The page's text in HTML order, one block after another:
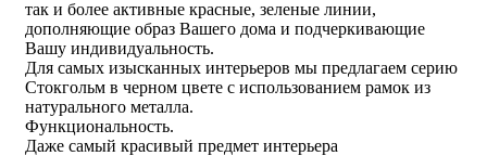
так и более активные красные, зеленые линии,
дополняющие образ Вашего дома и подчеркивающие
Вашу индивидуальность.
Для самых изысканных интерьеров мы предлагаем серию
Стокгольм в черном цвете с использованием рамок из
натурального металла.
Функциональность.
Даже самый красивый предмет интерьера